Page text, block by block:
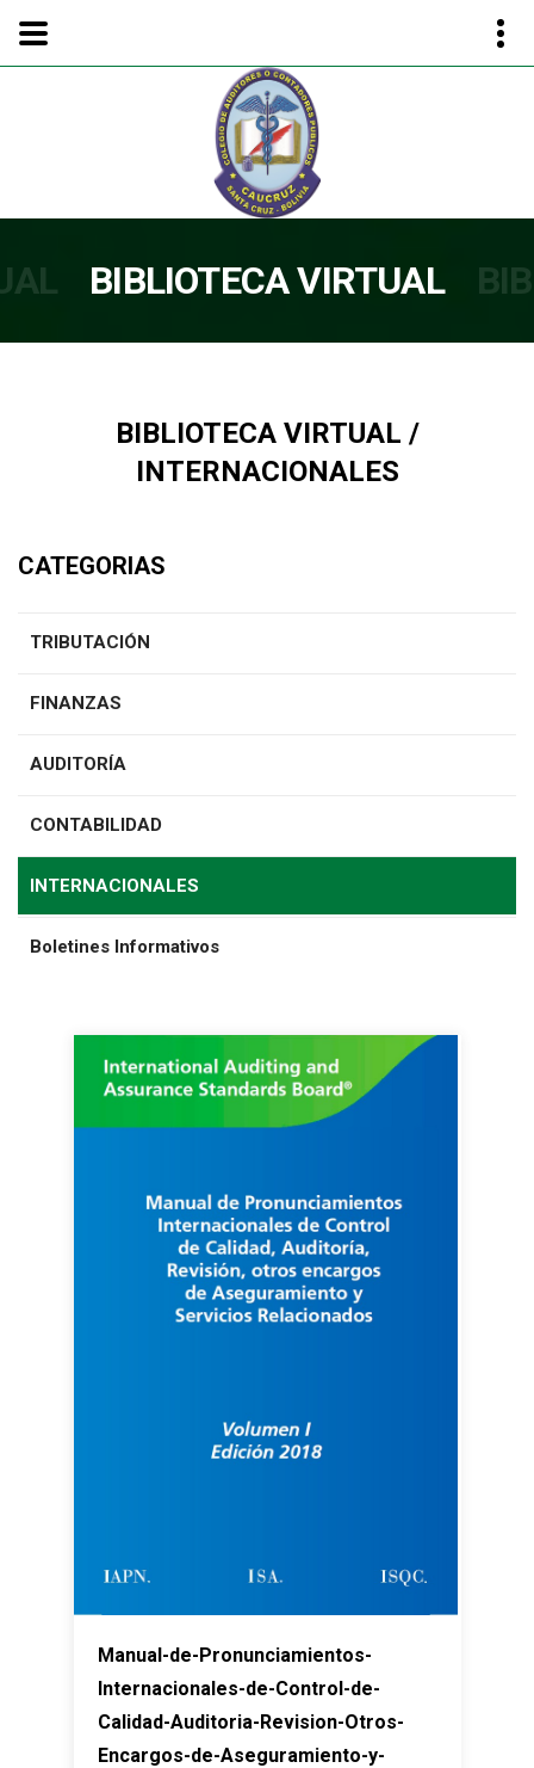
BIBLIOTECA VIRTUAL
BIBLIOTECA VIRTUAL /
INTERNACIONALES
CATEGORIAS
TRIBUTACIÓN
FINANZAS
AUDITORÍA
CONTABILIDAD
INTERNACIONALES
Boletines Informativos
Manual-de-Pronunciamientos-
Internacionales-de-Control-de-
Calidad-Auditoria-Revision-Otros-
Encargos-de-Aseguramiento-y-